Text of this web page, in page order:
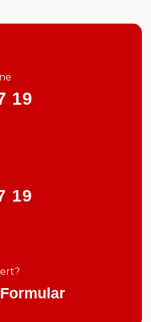
19
19